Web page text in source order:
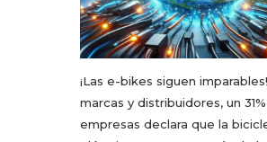
¡Las e-bikes siguen
marcas y distribuidores, un
empresas declara que la